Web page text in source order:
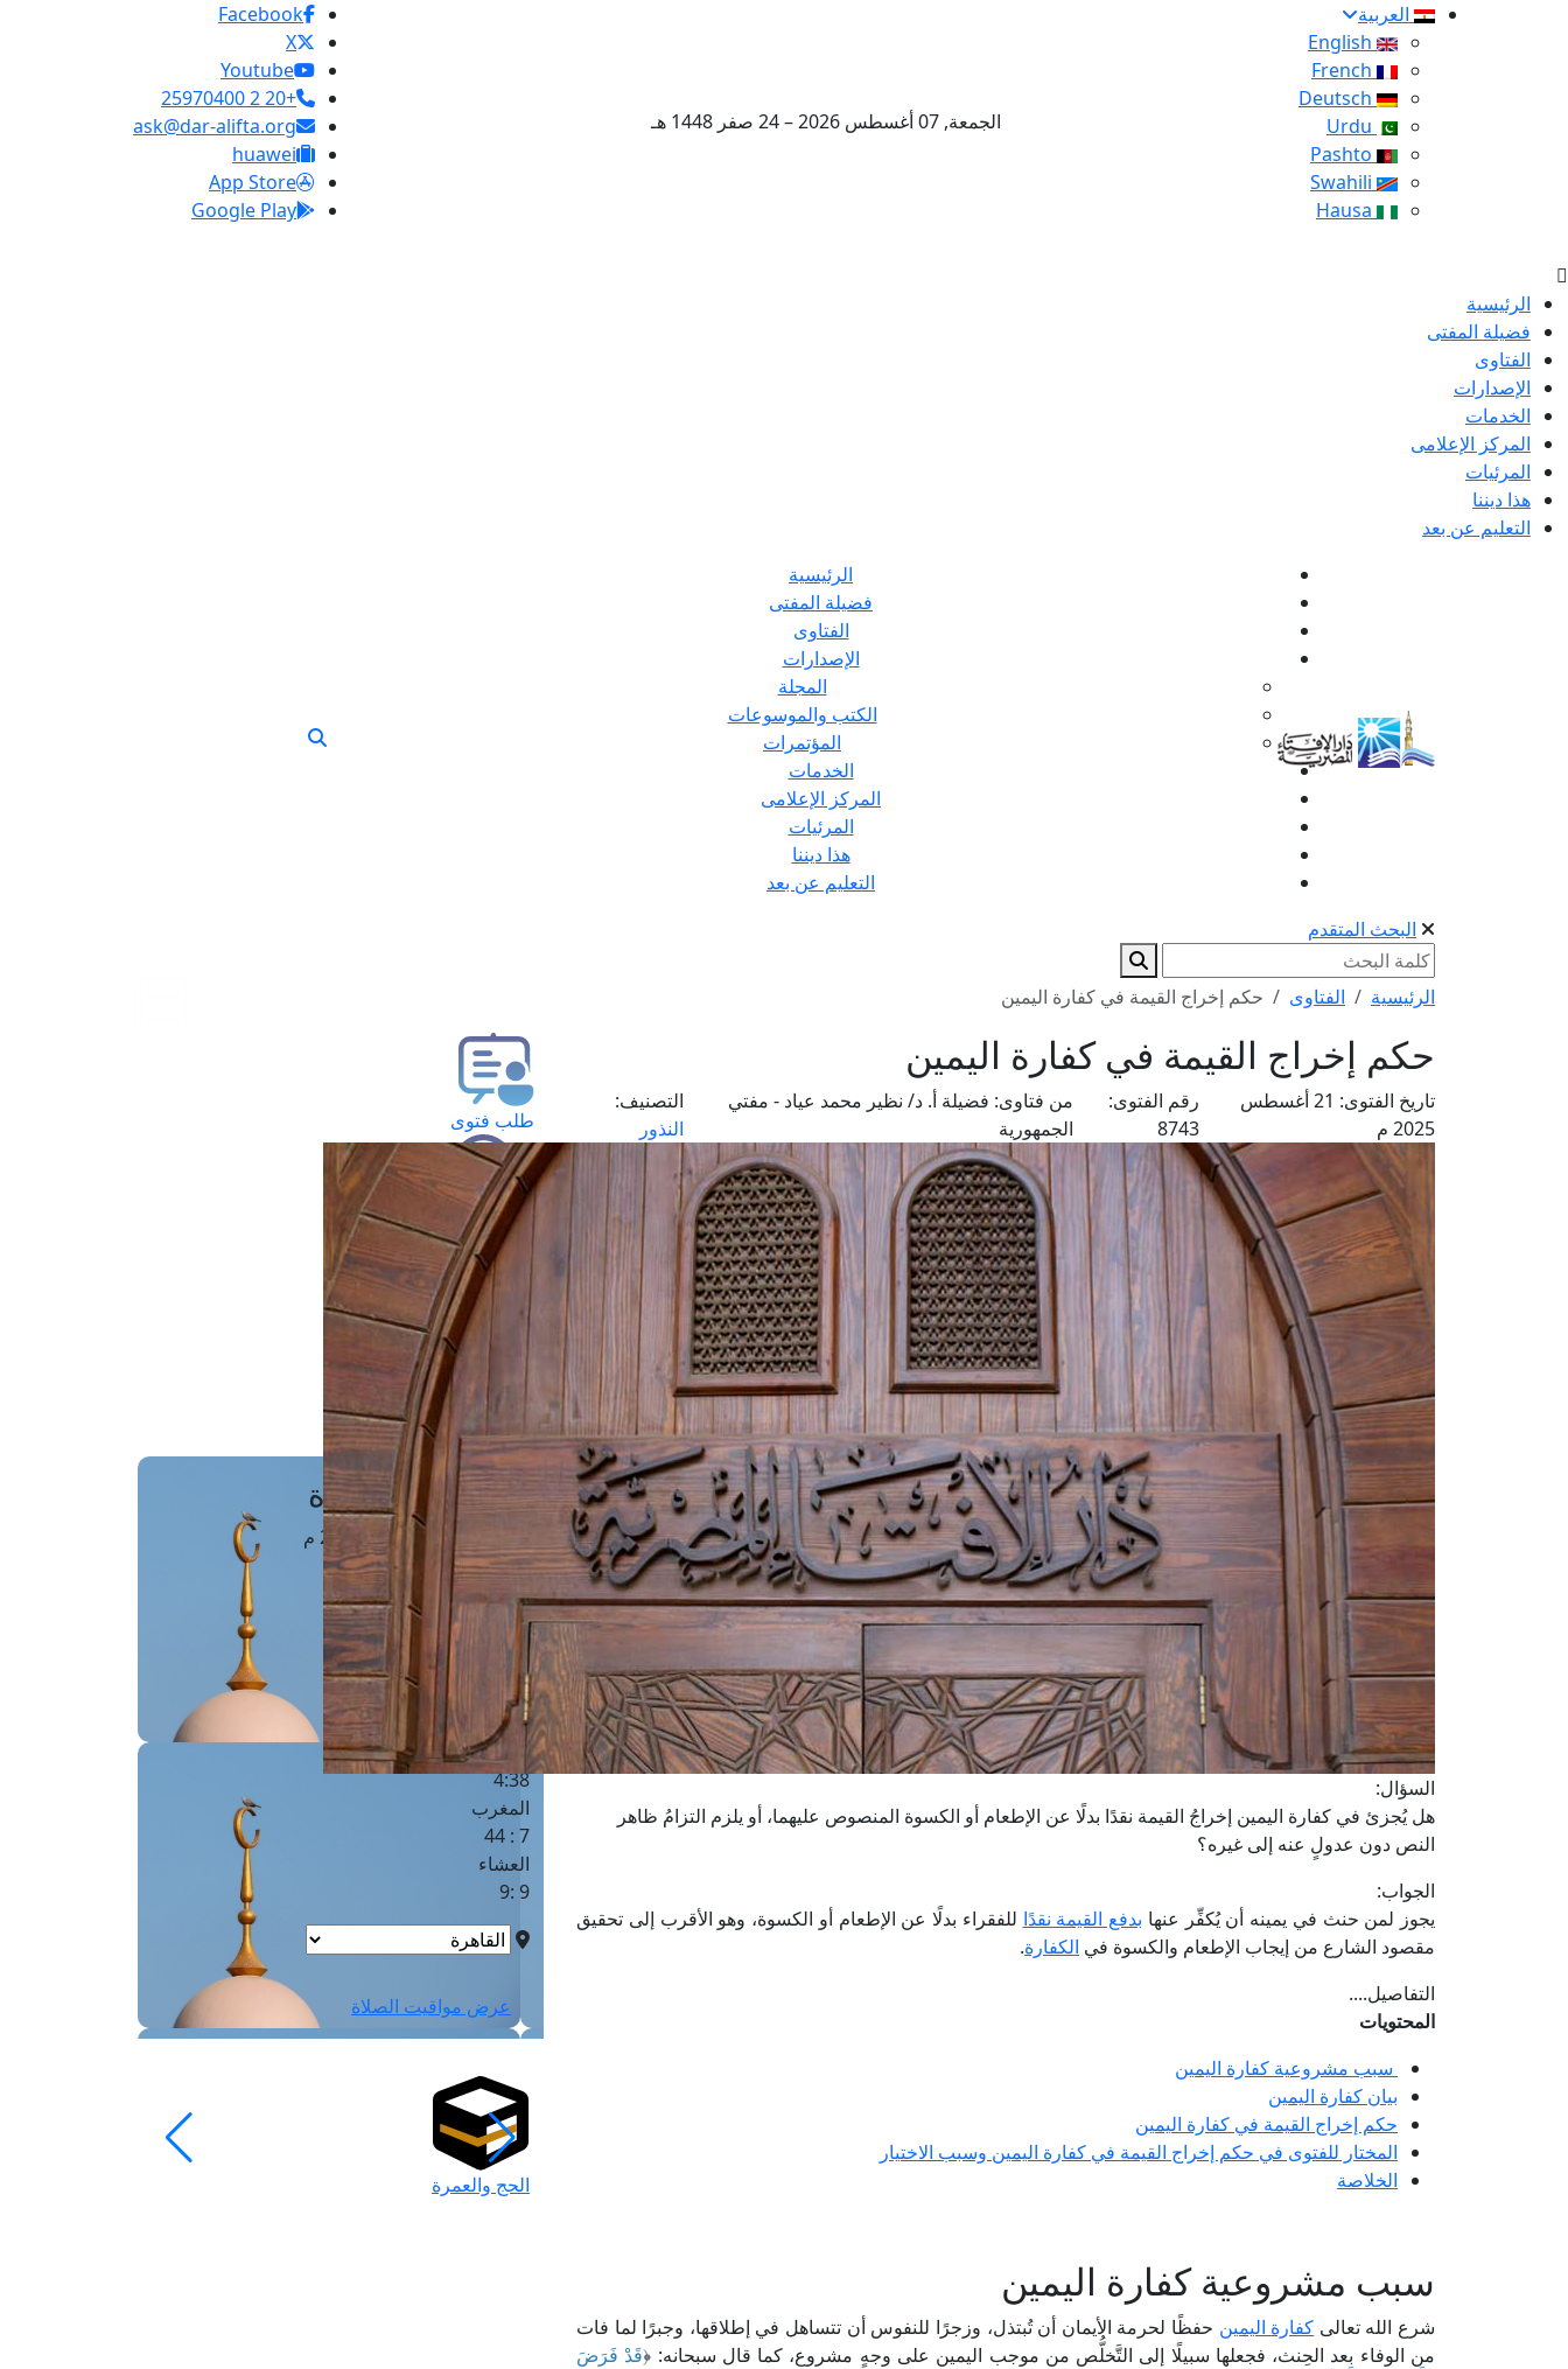
العربية
الجمعة, 07 أغسطس 2026 – 24 صفر 1448 هـ
Facebook
X
Youtube
+20 2 25970400
ask@dar-alifta.org
huawei
App Store
Google Play
الرئيسية
فضيلة المفتى
الفتاوى
الإصدارات
الخدمات
المركز الإعلامى
المرئيات
هذا ديننا
التعليم عن بعد
الرئيسية
فضيلة المفتى
الفتاوى
الإصدارات
المجلة
الكتب والموسوعات
المؤتمرات
الخدمات
المركز الإعلامى
المرئيات
هذا ديننا
التعليم عن بعد
البحث المتقدم
الرئيسية الفتاوى حكم إخراج القيمة في كفارة اليمين
حكم إخراج القيمة في كفارة اليمين
تاريخ الفتوى:
21 أغسطس
2025 م
رقم الفتوى:
8743
من فتاوى: فضيلة أ. د/ نظير محمد عياد - مفتي
الجمهورية
التصنيف:
النذور
السؤال:
هل يُجزئ في كفارة اليمين إخراجُ القيمة نقدًا بدلًا عن الإطعام أو الكسوة المنصوص عليهما، أو يلزم التزامُ ظاهر
النص دون عدولٍ عنه إلى غيره؟
الجواب:
يجوز لمن حنث في يمينه أن يُكفِّر عنها بدفع القيمة نقدًا للفقراء بدلًا عن الإطعام أو الكسوة، وهو الأقرب إلى تحقيق
مقصود الشارع من إيجاب الإطعام والكسوة في الكفارة.
التفاصيل....
المحتويات
سبب مشروعية كفارة اليمين
بيان كفارة اليمين
حكم إخراج القيمة في كفارة اليمين
المختار للفتوى في حكم إخراج القيمة في كفارة اليمين وسبب الاختيار
الخلاصة
سبب مشروعية كفارة اليمين
شرع الله تعالى كفارة اليمين حفظًا لحرمة الأيمان أن تُبتذل، وزجرًا للنفوس أن تتساهل في إطلاقها، وجبرًا لما فات
من الوفاء بعد الحِنث، فجعلها سبيلًا إلى التَّخلُّص من موجب اليمين على وجهٍ مشروع، كما قال سبحانه: ﴿قَدْ فَرَضَ
طلب فتوى
استعلام عن فتوى
حجز موعد
الفتوى الهاتفية
مَواقِيتُ الصَّـــلاة
القاهرة · 07 أغسطس 2026 م
4 :41
الشروق
6 :17
الظهر
1 : 1
العصر
4:38
المغرب
7 : 44
العشاء
9 :9
عرض مواقيت الصلاة
الحج والعمرة